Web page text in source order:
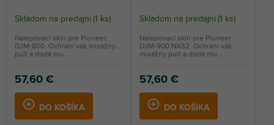
Skladom na predajni (1 ks)
57,60 €
DO KOŠÍKA
Nalepovací skin pre Pioneer
DJM-800. Ochráni váš mixážny
pult a dodá mu...
Skladom na predajni (1 ks)
57,60 €
DO KOŠÍKA
Nalepovací skin pre Pioneer
DJM-900 NXS2. Ochráni váš
mixážny pult a dodá mu...